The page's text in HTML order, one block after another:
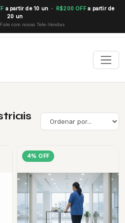
a partir de 10 un · R$200 OFFa partir de
20 un
com nosso Tele-Vendas
4% OFF